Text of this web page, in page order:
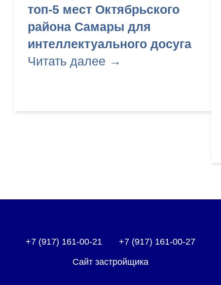
+7 (917) 161-00-21 +7 (917) 161-00-27
Сайт застройщика